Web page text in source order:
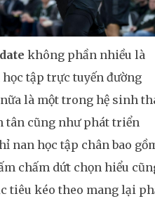
không phần nhiều là
tập trực tuyến đường
là một trong hệ sinh
tân cũng như phát triển
nan học tập chân bao
chấm dứt chọn hiểu
tiêu kéo theo mang lại